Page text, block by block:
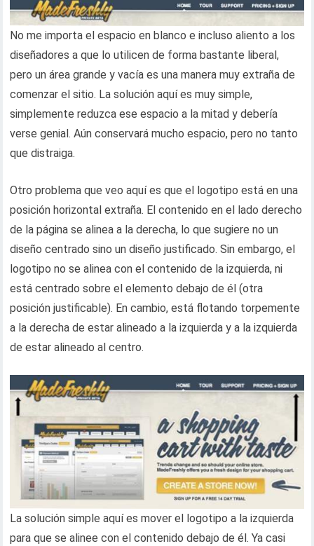
No me importa el espacio en blanco e incluso aliento a los
diseñadores a que lo utilicen de forma bastante liberal,
pero un área grande y vacía es una manera muy extraña de
comenzar el sitio. La solución aquí es muy simple,
simplemente reduzca ese espacio a la mitad y debería
verse genial. Aún conservará mucho espacio, pero no tanto
que distraiga.
Otro problema que veo aquí es que el logotipo está en una
posición horizontal extraña. El contenido en el lado derecho
de la página se alinea a la derecha, lo que sugiere no un
diseño centrado sino un diseño justificado. Sin embargo, el
logotipo no se alinea con el contenido de la izquierda, ni
está centrado sobre el elemento debajo de él (otra
posición justificable). En cambio, está flotando torpemente
a la derecha de estar alineado a la izquierda y a la izquierda
de estar alineado al centro.
La solución simple aquí es mover el logotipo a la izquierda
para que se alinee con el contenido debajo de él. Ya casi